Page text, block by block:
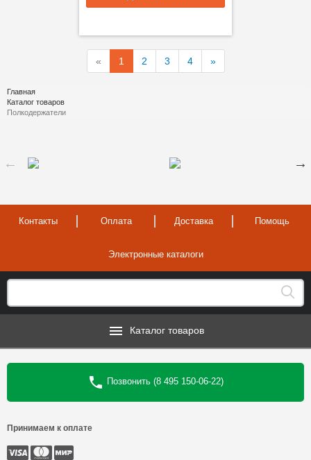
« 1 2 3 4 »
Главная
Каталог товаров
Полкодержатели
Контакты Оплата Доставка Помощь
Электронные каталоги
Каталог товаров
Позвонить (8 495 150-06-22)
Принимаем к оплате